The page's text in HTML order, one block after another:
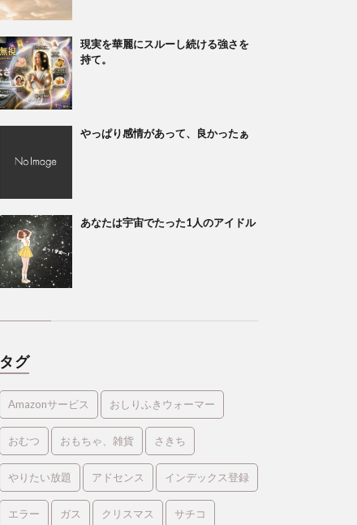
現実を華麗にスルーし続ける強さを
持て。
やっぱり感情があって、良かったぁ
あなたは宇宙でたった1人のアイドル
タグ
Amazonサービス おしりふきウォーマー
おむつ おもちゃ、雑貨 さきち
やりたい放題 アドセンス インデックス登録
エラー ガス クリスマス サチコ